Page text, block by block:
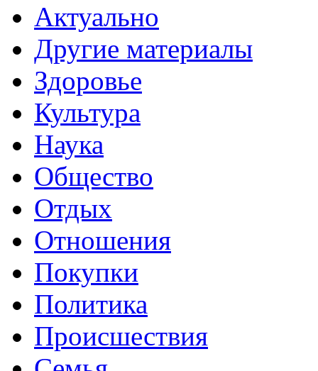
Актуально
Другие материалы
Здоровье
Культура
Наука
Общество
Отдых
Отношения
Покупки
Политика
Происшествия